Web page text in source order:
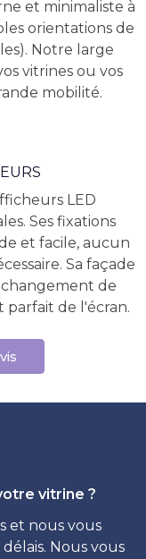
et minimaliste à
orientations de
Notre large
vitrines ou vos
mobilité.
LED
Ses fixations
et facile, aucun
Sa façade
de
parfait de l'écran.
vitrine ?
et nous vous
Nous vous